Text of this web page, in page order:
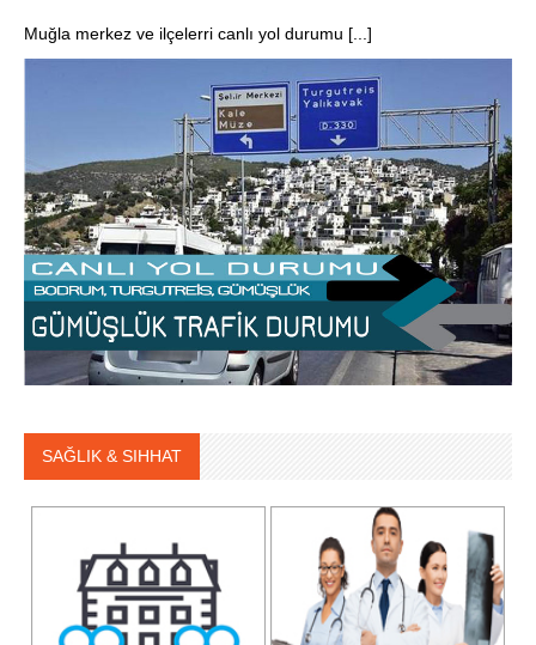
Muğla merkez ve ilçelerri canlı yol durumu [...]
SAĞLIK & SIHHAT